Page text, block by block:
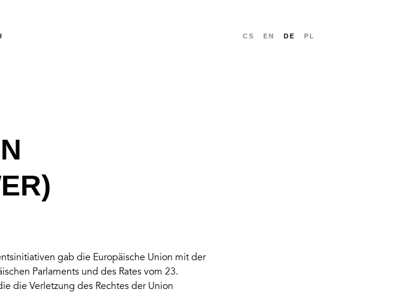
CS EN DE PL
gab die Europäische Union mit der
Parlaments und des Rates vom 23.
die Verletzung des Rechtes der Union